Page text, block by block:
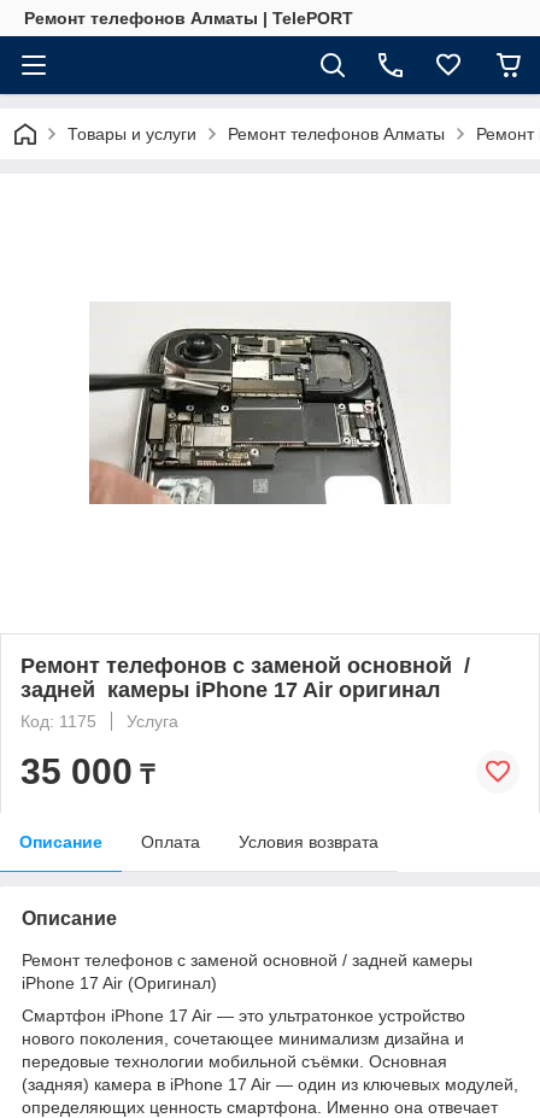
Ремонт телефонов Алматы | TelePORT
Товары и услуги Ремонт телефонов Алматы Ремонт
Ремонт телефонов с заменой основной /
задней камеры iPhone 17 Air оригинал
Код: 1175 Услуга
35 000 ₸
Описание Оплата Условия возврата
Описание
Ремонт телефонов с заменой основной / задней камеры
iPhone 17 Air (Оригинал)
Смартфон iPhone 17 Air — это ультратонкое устройство
нового поколения, сочетающее минимализм дизайна и
передовые технологии мобильной съёмки. Основная
(задняя) камера в iPhone 17 Air — один из ключевых модулей,
определяющих ценность смартфона. Именно она отвечает